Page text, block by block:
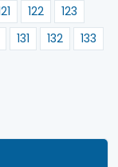
122
123
131 132
133